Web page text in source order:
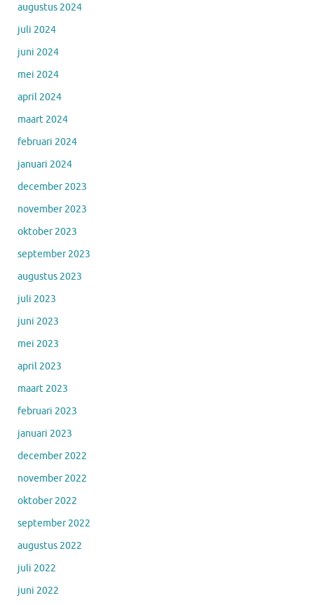
augustus 2024
juli 2024
juni 2024
mei 2024
april 2024
maart 2024
februari 2024
januari 2024
december 2023
november 2023
oktober 2023
september 2023
augustus 2023
juli 2023
juni 2023
mei 2023
april 2023
maart 2023
februari 2023
januari 2023
december 2022
november 2022
oktober 2022
september 2022
augustus 2022
juli 2022
juni 2022